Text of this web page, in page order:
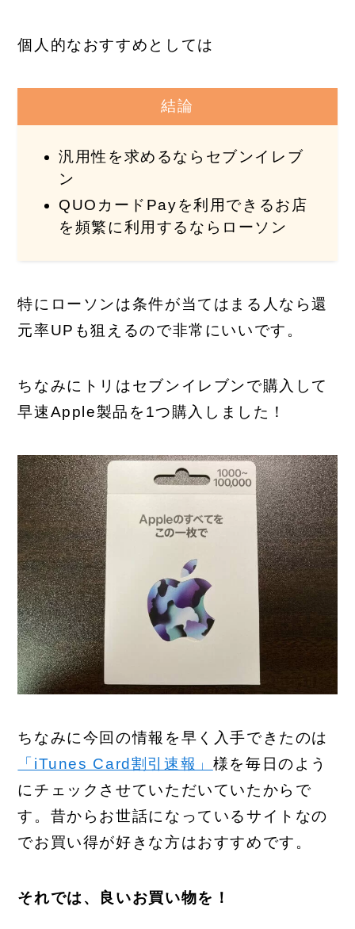
個人的なおすすめとしては
結論
汎用性を求めるならセブンイレブ
ン
QUOカードPayを利用できるお店
を頻繁に利用するならローソン
特にローソンは条件が当てはまる人なら還
元率UPも狙えるので非常にいいです。
ちなみにトリはセブンイレブンで購入して
早速Apple製品を1つ購入しました！
ちなみに今回の情報を早く入手できたのは
「iTunes Card割引速報」 様を毎日のよう
にチェックさせていただいていたからで
す。昔からお世話になっているサイトなの
でお買い得が好きな方はおすすめです。
それでは、良いお買い物を！